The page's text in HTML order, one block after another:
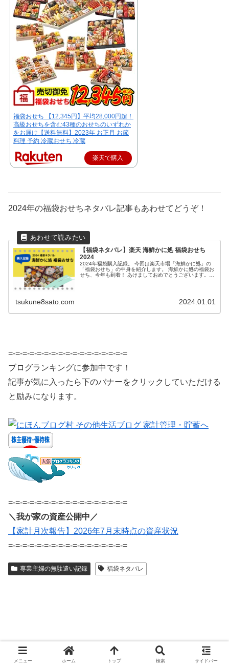
福袋おせち 【12,345円】平均28,000円超！
高級おせちを含む43種のおせちのいずれか
をお届け【送料無料】2023年 お正月 お節
料理 予約 冷蔵おせち 冷蔵
楽天で購入
2024年の福袋おせちネタバレ記事もあわせてどうぞ！
【福袋ネタバレ】楽天 海鮮かに処 福袋おせち
2024
2024年福袋購入記録。 今回は楽天市場「海鮮かに処」の
「福袋おせち」の中身を紹介します。 海鮮かに処の福袋お
せち、今年も到着！ あけましておめでとうございます。
tsukune8sato.com 2024.01.01
=-=-=-=-=-=-=-=-=-=-=-=-=-=-=-=-=
ブログランキングに参加中です！
記事が気に入ったら下のバナーをクリックしていただける
と励みになります。
=-=-=-=-=-=-=-=-=-=-=-=-=-=-=-=-=
＼我が家の資産公開中／
【家計月次報告】2026年7月末時点の資産状況
=-=-=-=-=-=-=-=-=-=-=-=-=-=-=-=-=
専業主婦の無駄遣い記録 福袋ネタバレ
メニュー ホーム トップ 検索 サイドバー